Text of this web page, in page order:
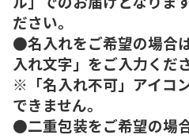
ださい。
●名入れをご希望の場合
入れ文字」をご入力くだ
※「名入れ不可」アイコ
できません。
●二重包装をご希望の場